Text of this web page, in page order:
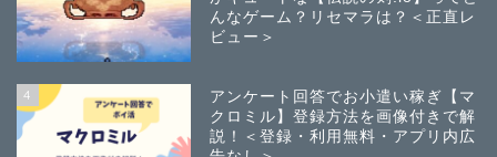
んなゲーム？リセマラは？＜正直レ
ビュー＞
4
アンケート回答でお小遣い稼ぎ【マ
クロミル】登録方法を画像付きで解
説！＜登録・利用無料・アプリ内広